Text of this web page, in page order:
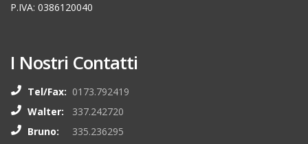
P.IVA: 0386120040
I Nostri Contatti
Tel/Fax: 0173.792419
Walter:
337.242720
Bruno:
335.236295